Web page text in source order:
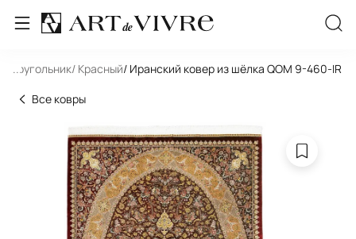
... / Красный/ Иранский ковер из шёлка QOM 9-460-IR
Все ковры